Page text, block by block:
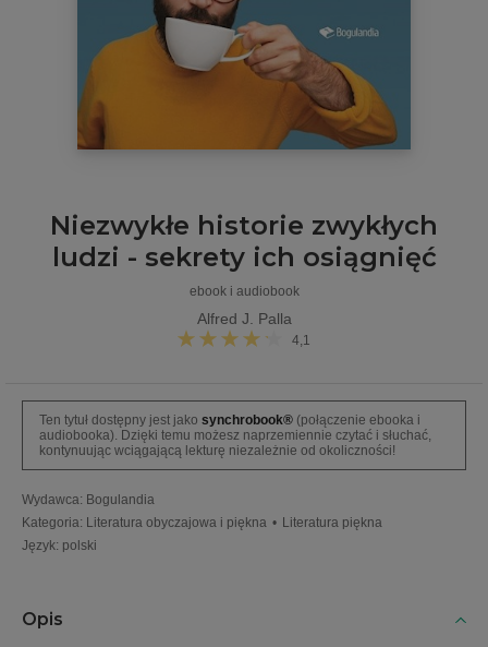
Niezwykłe historie zwykłych
ludzi - sekrety ich osiągnięć
ebook i audiobook
Alfred J. Palla
4,1
Ten tytuł dostępny jest jako synchrobook® (połączenie ebooka i
audiobooka). Dzięki temu możesz naprzemiennie czytać i słuchać,
kontynuując wciągającą lekturę niezależnie od okoliczności!
Wydawca: Bogulandia
Kategoria: Literatura obyczajowa i piękna • Literatura piękna
Język: polski
Opis